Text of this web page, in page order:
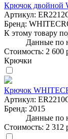
Крючок двойной
Артикул:
Бренд:
К этому товару
Данные по
Стоимость: 2 600
Крючки
Крючок
Артикул:
Бренд: 2015
Данные по
Стоимость: 2 312